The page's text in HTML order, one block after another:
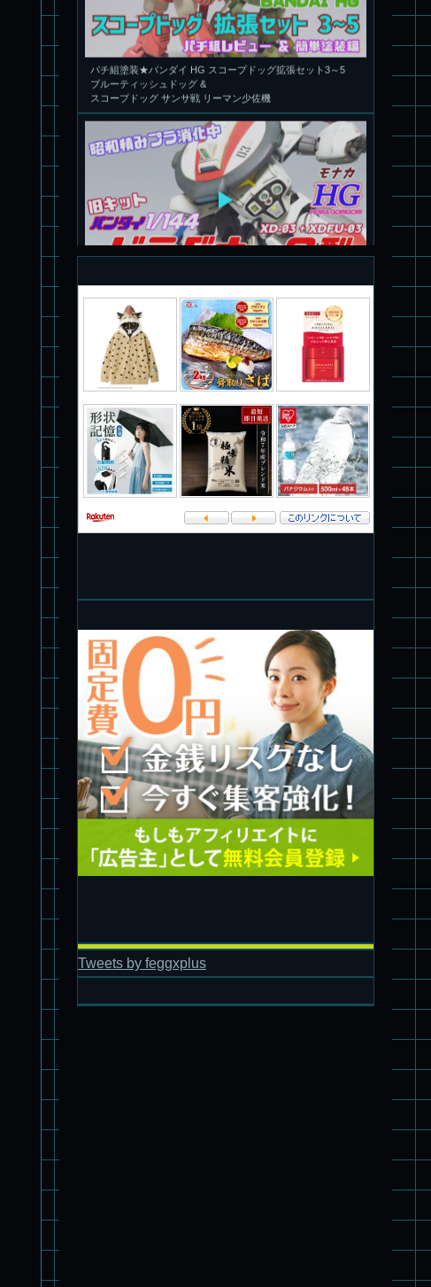
スコープドッグ サンサ戦 リーマン少佐機
旧キット制作★バンダイ 1/144 ドラグナー3型
パチ組塗装★バンダイ HG バーグラリードッグ
パチ組塗装★PLAMAX 1/24 ストライクドッグ
旧キット制作★バンダイ 1/144 ドラグナー2型
Tweets by feggxplus